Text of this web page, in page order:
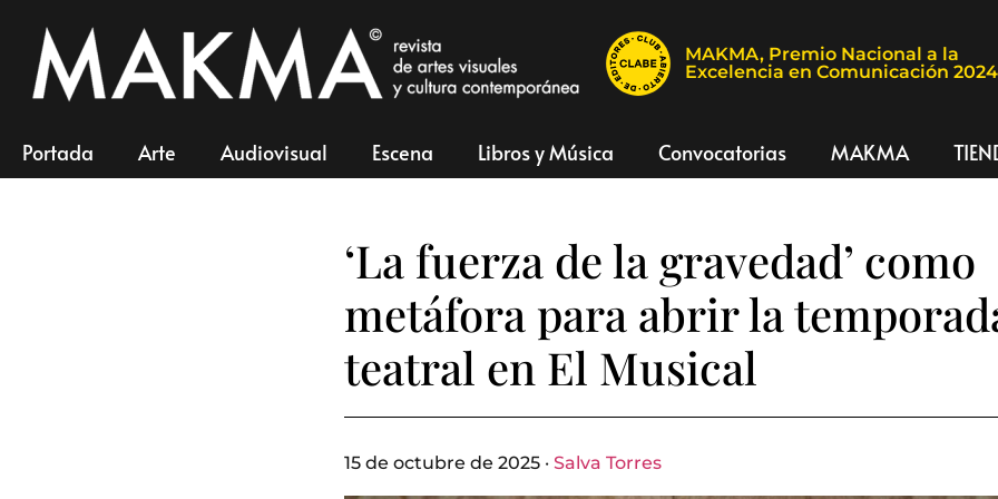
MAKMA, Premio Nacional a la
Excelencia en Comunicación 2024
Portada Arte Audiovisual Escena Libros y Música Convocatorias MAKMA
‘La fuerza de la gravedad’ como
metáfora para abrir la
teatral en El Musical
15 de octubre de 2025 · Salva Torres